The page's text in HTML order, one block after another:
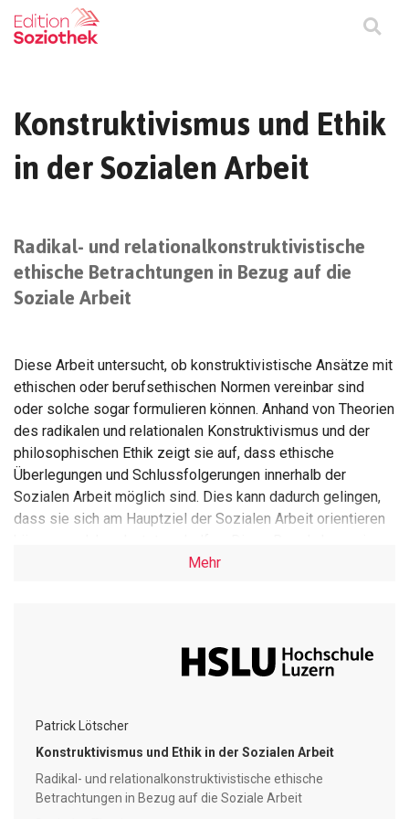
Konstruktivismus und Ethik
in der Sozialen Arbeit
Radikal- und relationalkonstruktivistische
ethische Betrachtungen in Bezug auf die
Soziale Arbeit
Diese Arbeit untersucht, ob konstruktivistische Ansätze mit
ethischen oder berufsethischen Normen vereinbar sind
oder solche sogar formulieren können. Anhand von Theorien
des radikalen und relationalen Konstruktivismus und der
philosophischen Ethik zeigt sie auf, dass ethische
Überlegungen und Schlussfolgerungen innerhalb der
Sozialen Arbeit möglich sind. Dies kann dadurch gelingen,
dass sie sich am Hauptziel der Sozialen Arbeit orientieren
aber nur selbst formulieren und reflektieren und sich dabei
beanspruchen, dass die formulierten Regeln
allgemeingültig und verbindlich sind. Sie bleiben dynamisch
um sie zu interpretieren und auszulegen. Das bietet ihnen
Situationen zu entwickeln. Es bedeutet auch, dass die
entstehenden Normen angepasst, verändert und
überarbeitet werden können und müssen. Dies muss durch
Mehr
Patrick Lötscher
Konstruktivismus und Ethik in der Sozialen Arbeit
Radikal- und relationalkonstruktivistische ethische
Betrachtungen in Bezug auf die Soziale Arbeit